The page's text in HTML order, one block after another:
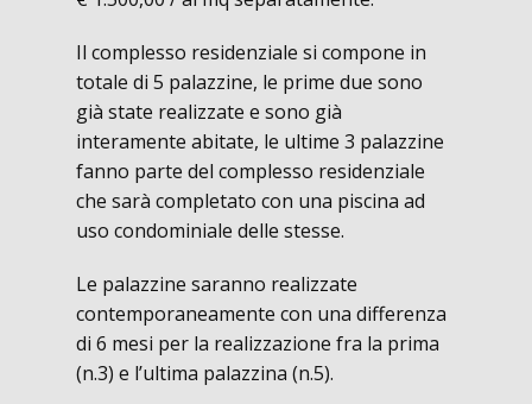
Il complesso residenziale si compone in
totale di 5 palazzine, le prime due sono
già state realizzate e sono già
interamente abitate, le ultime 3 palazzine
fanno parte del complesso residenziale
che sarà completato con una piscina ad
uso condominiale delle stesse.
Le palazzine saranno realizzate
contemporaneamente con una differenza
di 6 mesi per la realizzazione fra la prima
(n.3) e l’ultima palazzina (n.5).